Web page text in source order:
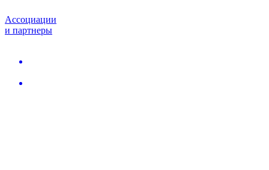
Ассоциации
и партнеры